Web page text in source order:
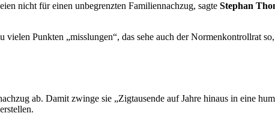
nicht für einen unbegrenzten Familiennachzug, sagte Stephan
Punkten „misslungen“, das sehe auch der Normenkontrollrat
ab. Damit zwinge sie „Zigtausende auf Jahre hinaus in eine